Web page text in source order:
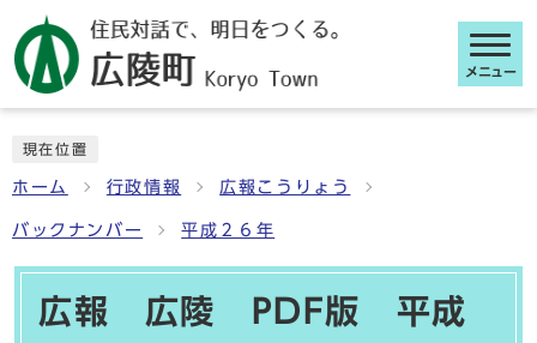
メニュー
現在位置
ホーム 行政情報 広報こうりょう
バックナンバー 平成２６年
広報 広陵 PDF版 平成